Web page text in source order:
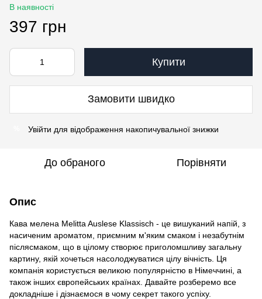
В наявності
397 грн
Купити
Замовити швидко
Увійти для відображення накопичувальної знижки
До обраного Порівняти
Опис
Кава мелена Melitta Auslese Klassisch - це вишуканий напій, з
насиченим ароматом, приємним м'яким смаком і незабутнім
післясмаком, що в цілому створює приголомшливу загальну
картину, якій хочеться насолоджуватися цілу вічність. Ця
компанія користується великою популярністю в Німеччині, а
також інших європейських країнах. Давайте розберемо все
докладніше і дізнаємося в чому секрет такого успіху.